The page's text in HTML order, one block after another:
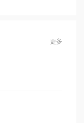
更多